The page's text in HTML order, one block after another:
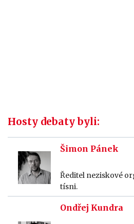
Hosty debaty byli:
Šimon Pánek
Ředitel neziskové
tísni.
Ondřej Kundra